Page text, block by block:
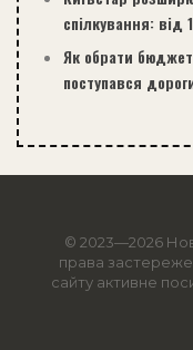
спілкування: від
Як обрати
поступався
© 2023—2026
права
сайту активне